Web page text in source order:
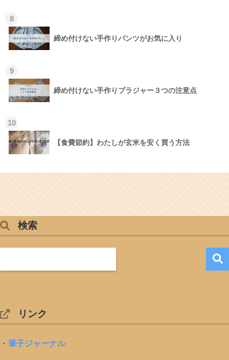
8
締め付けない手作りパンツがお気に入り
9
締め付けない手作りブラジャー３つの注意点
10
【食費節約】わたしが玄米を安く買う方法
検索
リンク
・ 筆子ジャーナル